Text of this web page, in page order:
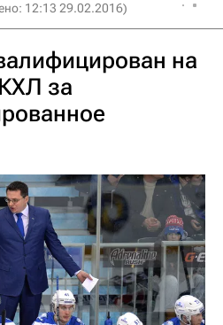
12:13 29.02.2016)
на
за